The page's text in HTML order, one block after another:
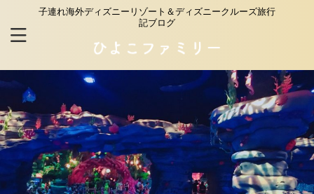
子連れ海外ディズニーリゾート＆ディズニークルーズ旅行
記ブログ